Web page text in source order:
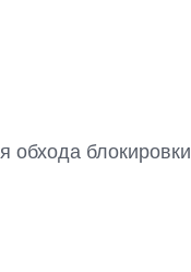
обхода блокировки